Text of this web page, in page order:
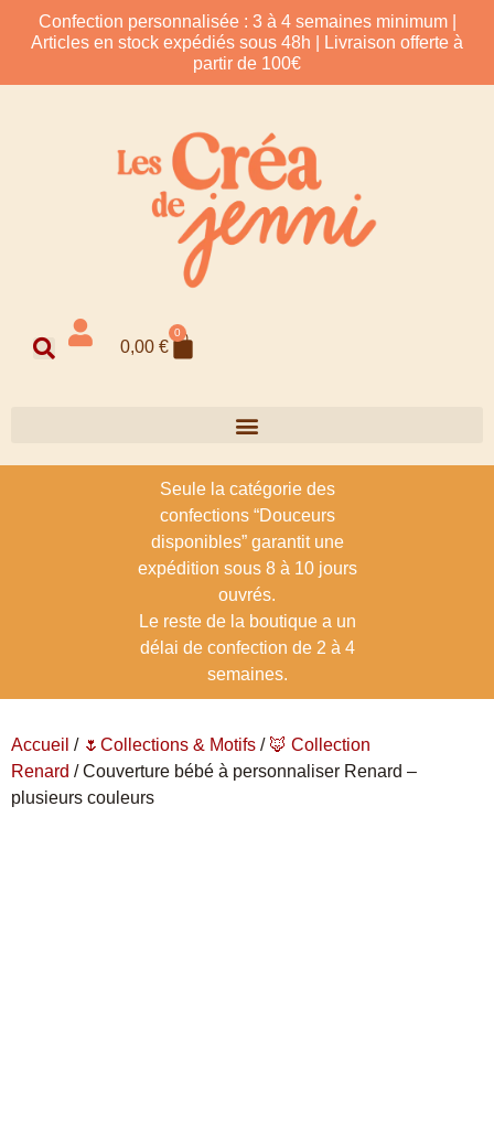
Confection personnalisée : 3 à 4 semaines minimum |
Articles en stock expédiés sous 48h | Livraison offerte à
partir de 100€
0,00 €
0
Seule la catégorie des
confections “Douceurs
disponibles” garantit une
expédition sous 8 à 10 jours
ouvrés.
Le reste de la boutique a un
délai de confection de 2 à 4
semaines.
Accueil / 🌷Collections & Motifs / 🦊 Collection
Renard / Couverture bébé à personnaliser Renard –
plusieurs couleurs